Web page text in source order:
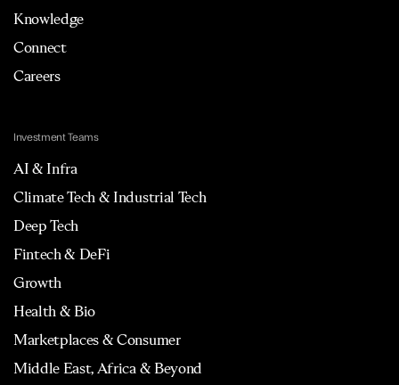
Knowledge
Connect
Careers
Investment Teams
AI & Infra
Climate Tech & Industrial Tech
Deep Tech
Fintech & DeFi
Growth
Health & Bio
Marketplaces & Consumer
Middle East, Africa & Beyond